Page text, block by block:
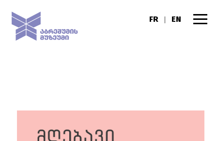
FR | EN